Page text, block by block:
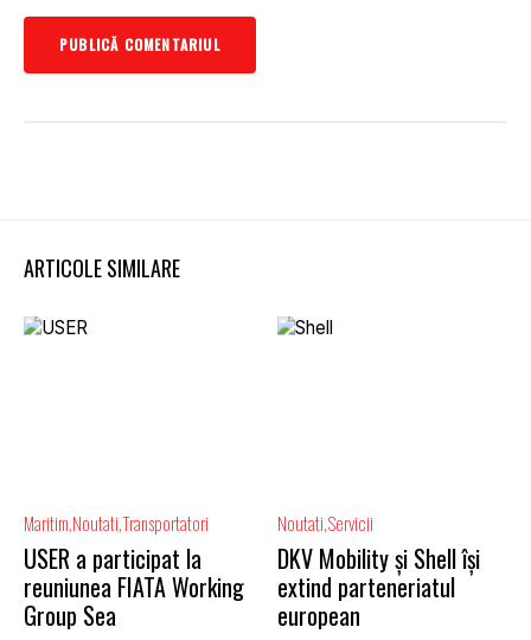
ARTICOLE SIMILARE
Maritim NoutatiTransportatori
USER a participat la
reuniunea FIATA Working
Group Sea
Noutati Servicii
DKV Mobility și Shell își
extind parteneriatul
european